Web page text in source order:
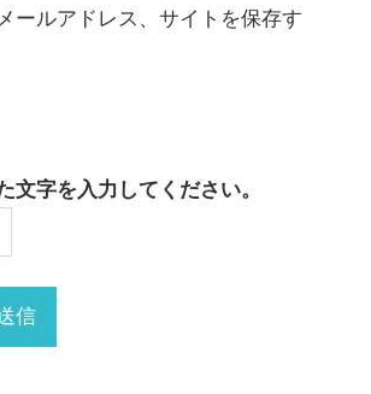
ールアドレス、サイトを保存す
文字を入力してください。